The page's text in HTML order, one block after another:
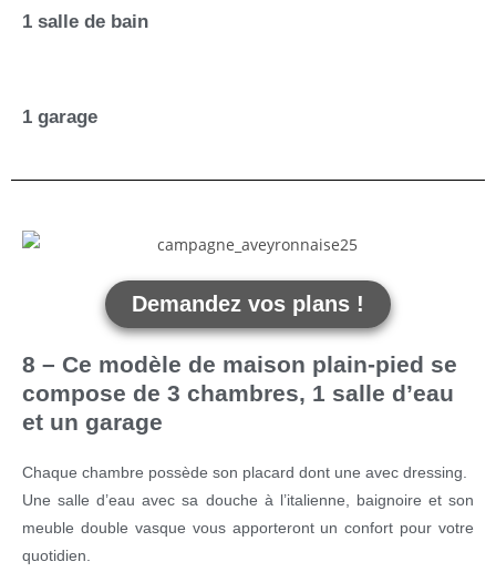
1 salle de bain
1 garage
Demandez vos plans !
8 – Ce modèle de maison plain-pied se
compose de 3 chambres, 1 salle d’eau
et un garage
Chaque chambre possède son placard dont une avec dressing.
Une salle d’eau avec sa douche à l’italienne, baignoire et son
meuble double vasque vous apporteront un confort pour votre
quotidien.